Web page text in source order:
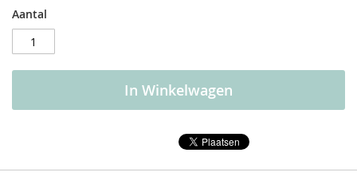
Aantal
In Winkelwagen